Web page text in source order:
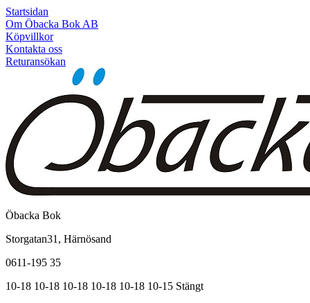
Startsidan
Om Öbacka Bok AB
Köpvillkor
Kontakta oss
Returansökan
Öbacka Bok
Storgatan31, Härnösand
0611-195 35
10-18 10-18 10-18 10-18 10-18 10-15 Stängt